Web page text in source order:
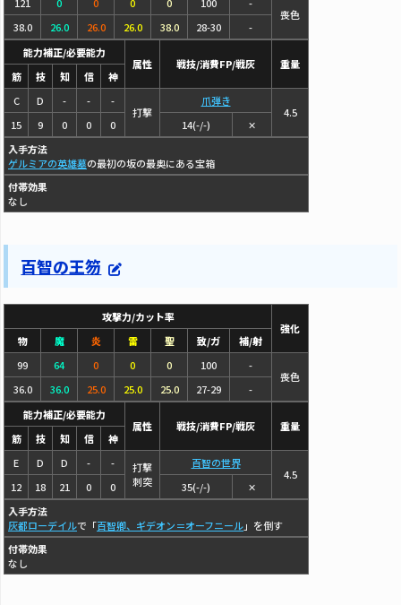
喪色
38.0
26.0 26.0 26.0 38.0 28-30
-
能力補正/必要能力
属性
戦技/消費FP/戦灰
重量
筋
技 知 信
神
C
D - -
-
打撃
爪弾き
4.5
15
9 0 0 0 14(-/-)
✕
入手方法
ゲルミアの英雄墓の最初の坂の最奥にある宝箱
付帯効果
なし
百智の王笏
攻撃力/カット率
強化
物
魔 炎 雷 聖 致/ガ
補/射
99
64 0 0 0 100
-
喪色
36.0
36.0 25.0 25.0 25.0 27-29
-
能力補正/必要能力
属性
戦技/消費FP/戦灰
重量
筋
技 知 信
神
E
D D - -
打撃
刺突
百智の世界
4.5
12
18 21 0 0 35(-/-)
✕
入手方法
灰都ローデイルで「百智卿、ギデオン＝オーフニール」を倒す
付帯効果
なし